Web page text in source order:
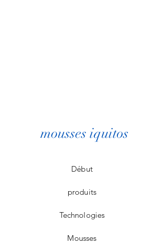
mousses iquitos
Début
produits
Technologies
Mousses